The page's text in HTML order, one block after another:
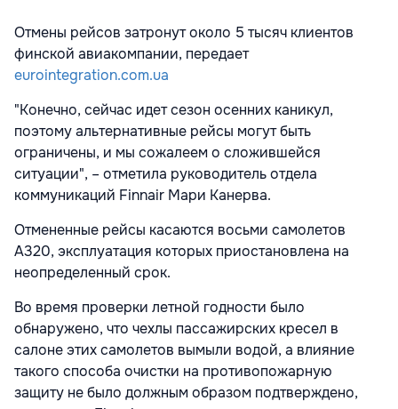
Отмены рейсов затронут около 5 тысяч клиентов
финской авиакомпании, передает
eurointegration.com.ua
"Конечно, сейчас идет сезон осенних каникул,
поэтому альтернативные рейсы могут быть
ограничены, и мы сожалеем о сложившейся
ситуации", – отметила руководитель отдела
коммуникаций Finnair Мари Канерва.
Отмененные рейсы касаются восьми самолетов
A320, эксплуатация которых приостановлена на
неопределенный срок.
Во время проверки летной годности было
обнаружено, что чехлы пассажирских кресел в
салоне этих самолетов вымыли водой, а влияние
такого способа очистки на противопожарную
защиту не было должным образом подтверждено,